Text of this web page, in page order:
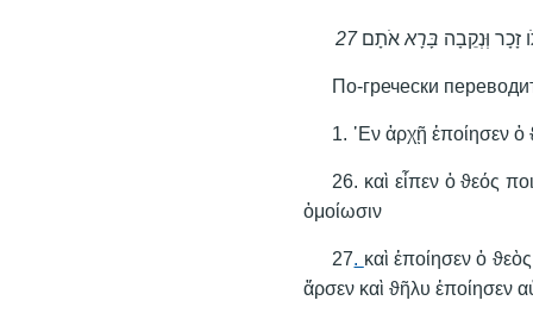
וְּנְקֵבָה בָּרָאאֹתָם 27
По-гречески
1. ᾽Εν ἀρχῇ ἐποίησεν ὁ
26. καὶ εἶπεν ὁ ϑεός
ὁμοίωσιν
27. καὶ ἐποίησεν ὁ
ἄρσεν καὶ ϑῆλυ ἐποίησεν